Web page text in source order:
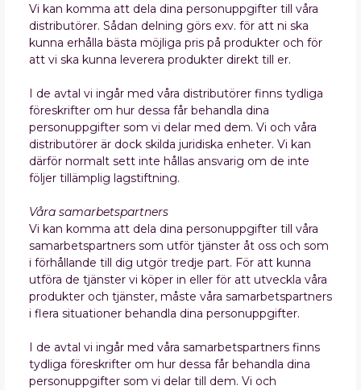
Vi kan komma att dela dina personuppgifter till våra
distributörer. Sådan delning görs exv. för att ni ska
kunna erhålla bästa möjliga pris på produkter och för
att vi ska kunna leverera produkter direkt till er.
I de avtal vi ingår med våra distributörer finns tydliga
föreskrifter om hur dessa får behandla dina
personuppgifter som vi delar med dem. Vi och våra
distributörer är dock skilda juridiska enheter. Vi kan
därför normalt sett inte hållas ansvarig om de inte
följer tillämplig lagstiftning.
Våra samarbetspartners
Vi kan komma att dela dina personuppgifter till våra
samarbetspartners som utför tjänster åt oss och som
i förhållande till dig utgör tredje part. För att kunna
utföra de tjänster vi köper in eller för att utveckla våra
produkter och tjänster, måste våra samarbetspartners
i flera situationer behandla dina personuppgifter.
I de avtal vi ingår med våra samarbetspartners finns
tydliga föreskrifter om hur dessa får behandla dina
personuppgifter som vi delar till dem. Vi och